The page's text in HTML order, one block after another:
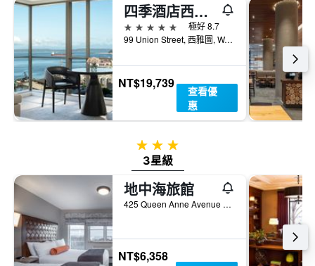
四季酒店西雅圖
5星級
極好 8.7
99 Union Street, 西雅圖, WA, 美國
NT$19,739
查看優
惠
3星級
3星級
地中海旅館
425 Queen Anne Avenue North, 西雅圖, WA, 美國
NT$6,358